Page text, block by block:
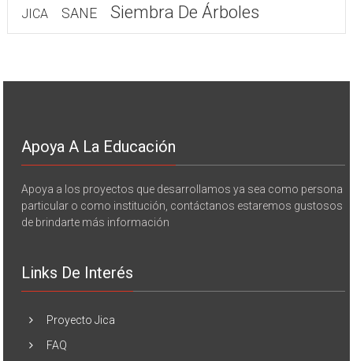
JICA SANE Siembra De Árboles
Apoya A La Educación
Apoya a los proyectos que desarrollamos ya sea como persona
particular o como institución, contáctanos estaremos gustosos
de brindarte más información
Links De Interés
Proyecto Jica
FAQ